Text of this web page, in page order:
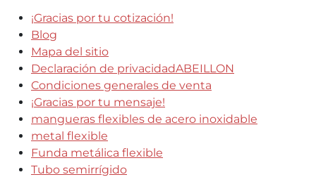
¡Gracias por tu cotización!
Blog
Mapa del sitio
Declaración de privacidadABEILLON
Condiciones generales de venta
¡Gracias por tu mensaje!
mangueras flexibles de acero inoxidable
metal flexible
Funda metálica flexible
Tubo semirrígido